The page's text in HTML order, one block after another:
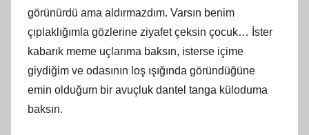
görünürdü ama aldırmazdım. Varsın benim
çıplaklığımla gözlerine ziyafet çeksin çocuk… İster
kabarık meme uçlarıma baksın, isterse içime
giydiğim ve odasının loş ışığında göründüğüne
emin olduğum bir avuçluk dantel tanga küloduma
baksın.